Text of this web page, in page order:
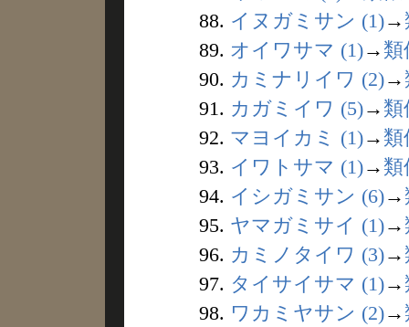
88. イヌガミサン (1)→
89. オイワサマ (1)→ 類
90. カミナリイワ (2)→
91. カガミイワ (5)→ 類
92. マヨイカミ (1)→ 類
93. イワトサマ (1)→ 類
94. イシガミサン (6)→
95. ヤマガミサイ (1)→
96. カミノタイワ (3)→
97. タイサイサマ (1)→
98. ワカミヤサン (2)→